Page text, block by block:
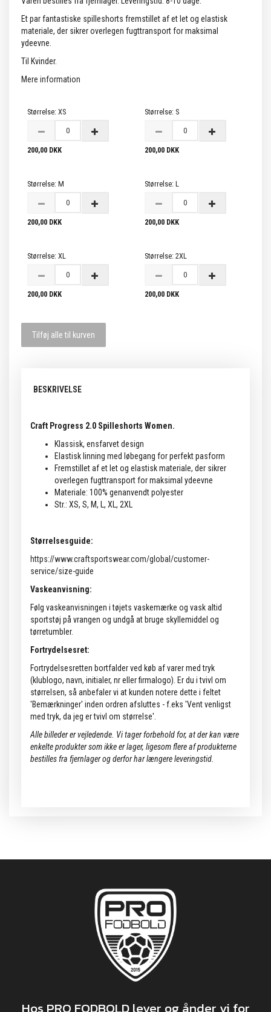
Et par fantastiske spilleshorts fremstillet af et let og elastisk
materiale, der sikrer overlegen fugttransport for maksimal
ydeevne.
Til Kvinder.
Mere information
Størrelse: XS
200,00 DKK
Størrelse: S
200,00 DKK
Størrelse: M
200,00 DKK
Størrelse: L
200,00 DKK
Størrelse: XL
200,00 DKK
Størrelse: 2XL
200,00 DKK
Tilføj alle til kurven
BESKRIVELSE
Craft Progress 2.0 Spilleshorts Women.
Klassisk, ensfarvet design
Elastisk linning med løbegang for perfekt pasform
Fremstillet af et let og elastisk materiale, der sikrer
overlegen fugttransport for maksimal ydeevne
Materiale: 100% genanvendt polyester
Str.: XS, S, M, L, XL, 2XL
Størrelsesguide:
https://www.craftsportswear.com/global/customer-
service/size-guide
Vaskeanvisning:
Følg vaskeanvisningen i tøjets vaskemærke og vask altid
sportstøj på vrangen og undgå at bruge skyllemiddel og
tørretumbler.
Fortrydelsesret:
Fortrydelsesretten bortfalder ved køb af varer med tryk
(klublogo, navn, initialer, nr eller firmalogo). Er du i tvivl om
størrelsen, så anbefaler vi at kunden notere dette i feltet
'Bemærkninger' inden ordren afsluttes - f.eks 'Vent venligst
med tryk, da jeg er tvivl om størrelse'.
Alle billeder er vejledende. Vi tager forbehold for, at der kan være
enkelte produkter som ikke er lager, ligesom flere af produkterne
bestilles fra fjernlager og derfor har længere leveringstid.
Hos PRO FODBOLD lever og ånder vi for